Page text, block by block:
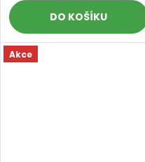
DO KOŠÍKU
Akce